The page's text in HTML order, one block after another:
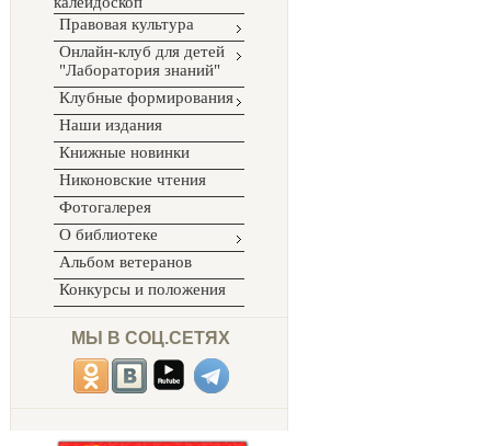
Правовая культура
Онлайн-клуб для детей
"Лаборатория знаний"
Клубные формирования
Наши издания
Книжные новинки
Никоновские чтения
Фотогалерея
О библиотеке
Альбом ветеранов
Конкурсы и положения
МЫ В СОЦ.СЕТЯХ